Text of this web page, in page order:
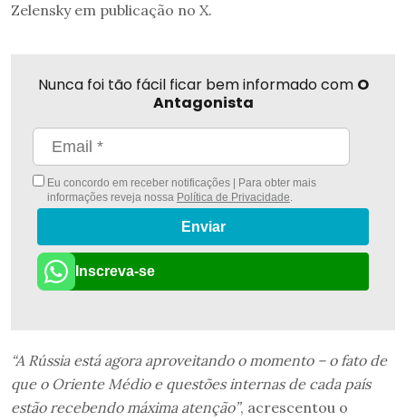
Zelensky em publicação no X.
Nunca foi tão fácil ficar bem informado com O
Antagonista
Eu concordo em receber notificações | Para obter mais
informações reveja nossa Política de Privacidade.
Enviar
Inscreva-se
“A Rússia está agora aproveitando o momento – o fato de
que o Oriente Médio e questões internas de cada país
estão recebendo máxima atenção”, acrescentou o